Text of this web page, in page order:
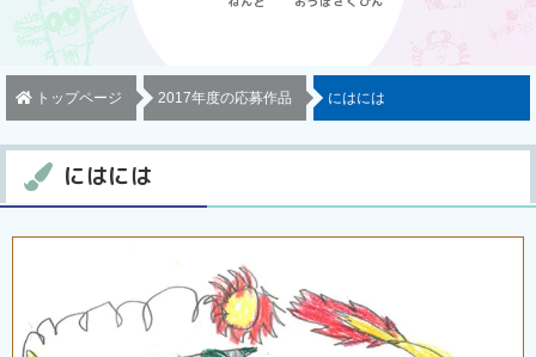
トップページ 2017年度の応募作品 にはには
にはには